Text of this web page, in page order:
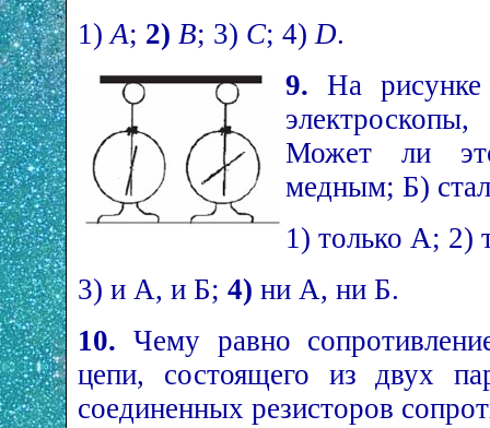
1) А; 2) В; 3) С; 4) D.
9. На рисунке
Может ли
медным; Б)
1) только А; 2)
3) и А, и Б; 4) ни А, ни Б.
10. Чему равно
цепи, состоящего из двух
соединенных резисторов